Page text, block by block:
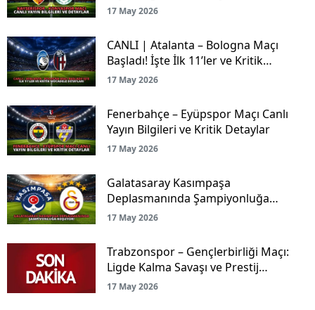
17 May 2026
CANLI | Atalanta – Bologna Maçı
Başladı! İşte İlk 11’ler ve Kritik
Mücadele Detayları
17 May 2026
Fenerbahçe – Eyüpspor Maçı Canlı
Yayın Bilgileri ve Kritik Detaylar
17 May 2026
Galatasaray Kasımpaşa
Deplasmanında Şampiyonluğa
Koşuyor!
17 May 2026
Trabzonspor – Gençlerbirliği Maçı:
Ligde Kalma Savaşı ve Prestij
Mücadelesi Canlı Yayınla Ekranlarda!
17 May 2026